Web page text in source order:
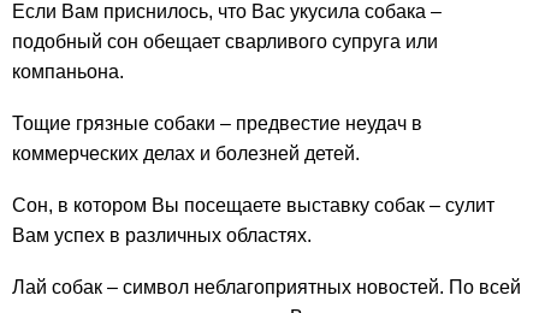
Если Вам приснилось, что Вас укусила собака –
подобный сон обещает сварливого супруга или
компаньона.
Тощие грязные собаки – предвестие неудач в
коммерческих делах и болезней детей.
Сон, в котором Вы посещаете выставку собак – сулит
Вам успех в различных областях.
Лай собак – символ неблагоприятных новостей. По всей